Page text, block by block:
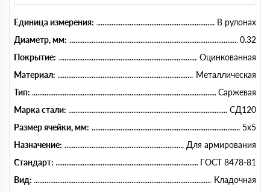
Единица измерения:
В рулонах
Диаметр, мм:
0.32
Покрытие:
Оцинкованная
Материал:
Металлическая
Тип:
Саржевая
Марка стали:
СД120
Размер ячейки, мм:
5х5
Назначение:
Для армирования
Стандарт:
ГОСТ 8478-81
Вид:
Кладочная